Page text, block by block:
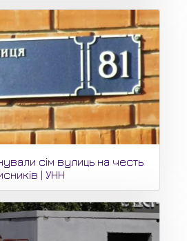
сім вулиць на честь
| УНН